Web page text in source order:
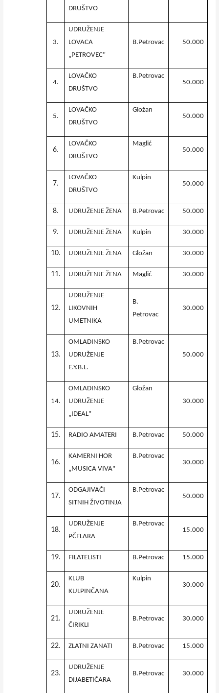
DRUŠTVO
3.
UDRUŽENJE
LOVACA
„PETROVEC"
B.Petrovac 50.000
4.
LOVAČKO
DRUŠTVO
B.Petrovac
50.000
5.
LOVAČKO
DRUŠTVO
Gložan
50.000
6.
LOVAČKO
DRUŠTVO
Maglić
50.000
7.
LOVAČKO
DRUŠTVO
Kulpin
50.000
8. UDRUŽENJE ŽENA B.Petrovac 50.000
9. UDRUŽENJE ŽENA Kulpin 30.000
10. UDRUŽENJE ŽENA Gložan 30.000
11. UDRUŽENJE ŽENA Maglić 30.000
12.
UDRUŽENJE
LIKOVNIH
UMETNIKA
B.
Petrovac
30.000
13.
OMLADINSKO
UDRUŽENJE
E.Y.B.L.
B.Petrovac
50.000
14.
OMLADINSKO
UDRUŽENJE
„IDEAL"
Gložan
30.000
15. RADIO AMATERI B.Petrovac 50.000
16.
KAMERNI HOR
„MUSICA VIVA"
B.Petrovac
30.000
17.
ODGAJIVAČI
SITNIH ŽIVOTINJA
B.Petrovac
50.000
18.
UDRUŽENJE
PČELARA
B.Petrovac
15.000
19. FILATELISTI B.Petrovac 15.000
20.
KLUB
KULPINČANA
Kulpin
30.000
21.
UDRUŽENJE
ČIRIKLI
B.Petrovac 30.000
22. ZLATNI ZANATI B.Petrovac 15.000
23.
UDRUŽENJE
DIJABETIČARA
B.Petrovac 30.000